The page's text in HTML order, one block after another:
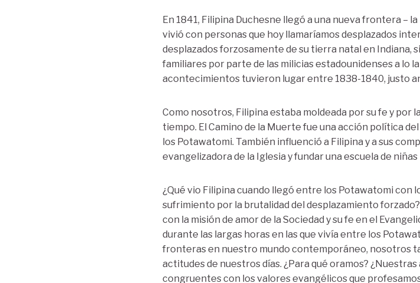
En 1841, Filipina Duchesne llegó a una nueva frontera –
vivió con personas que hoy llamaríamos desplazados
desplazados forzosamente de su tierra natal en Indiana,
familiares por parte de las milicias estadounidenses a lo
acontecimientos tuvieron lugar entre 1838-1840, justo
Como nosotros, Filipina estaba moldeada por su fe y
tiempo. El Camino de la Muerte fue una acción política
los Potawatomi. También influenció a Filipina y a sus
evangelizadora de la Iglesia y fundar una escuela de
¿Qué vio Filipina cuando llegó entre los Potawatomi con
sufrimiento por la brutalidad del desplazamiento
con la misión de amor de la Sociedad y su fe en el
durante las largas horas en las que vivía entre los
fronteras en nuestro mundo contemporáneo, nosotros
actitudes de nuestros días. ¿Para qué oramos?
congruentes con los valores evangélicos que